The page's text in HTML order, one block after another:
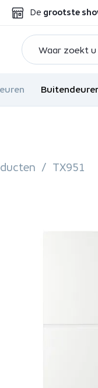
De grootste
TX951